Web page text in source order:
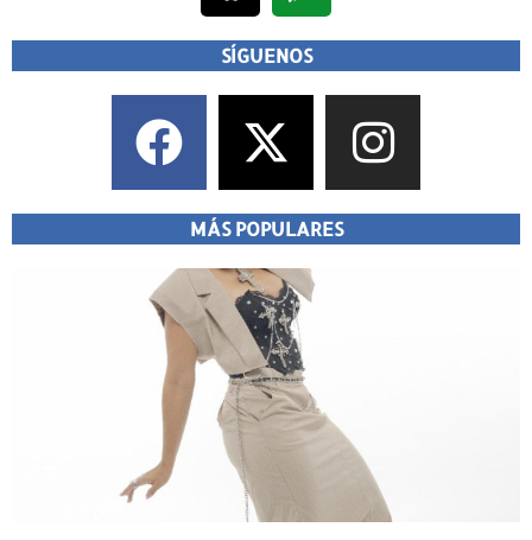
SÍGUENOS
MÁS POPULARES